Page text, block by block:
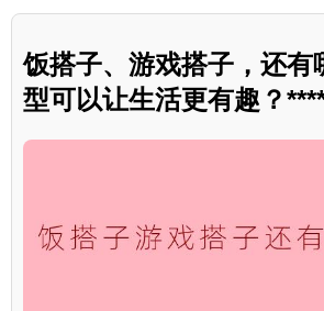
饭搭子、游戏搭子，还有
型可以让生活更有趣？